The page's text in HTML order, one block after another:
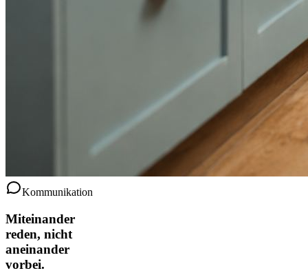
Kommunikation
Miteinander
reden, nicht
aneinander
vorbei.